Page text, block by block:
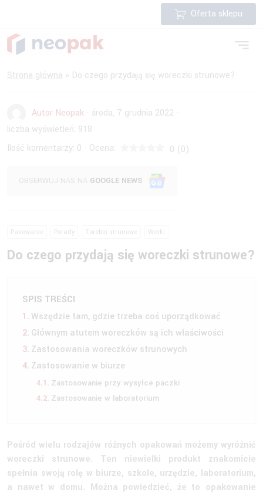
Oferta sklepu
Strona główna » Do czego przydają się woreczki strunowe?
Autor Neopak · środa, 7 grudnia 2022 ·
liczba wyświetleń: 918
Ilość komentarzy: 0 · Ocena: 0 (0)
OBSERWUJ NAS NA GOOGLE NEWS
Pakowanie Porady Torebki strunowe Worki
Do czego przydają się woreczki strunowe?
SPIS TREŚCI
Wszędzie tam, gdzie trzeba coś uporządkować
Głównym atutem woreczków są ich właściwości
Zastosowania woreczków strunowych
Zastosowanie w biurze
Zastosowanie przy wysyłce paczki
Zastosowanie w laboratorium
Pośród wielu rodzajów różnych opakowań możemy wyróżnić
woreczki strunowe. Ten niewielki produkt znakomicie
spełnia swoją rolę w biurze, szkole, urzędzie, laboratorium,
a nawet w domu. Można powiedzieć, że to opakowanie